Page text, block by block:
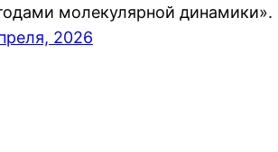
молекулярной динамики».
2026